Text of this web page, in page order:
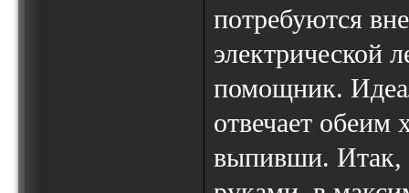
потребуются
электрической
помощник.
отвечает обеим
выпивши. Итак,